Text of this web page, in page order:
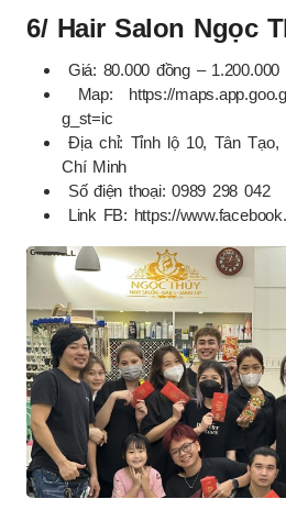
6/ Hair Salon Ngọc
Giá: 80.000 đồng – 1.200.000
Map: https://
g_st=ic
Địa chỉ: Tỉnh lộ 10, Tân Tạo,
Chí Minh
Số điện thoại: 0989 298 042
Link FB: https://